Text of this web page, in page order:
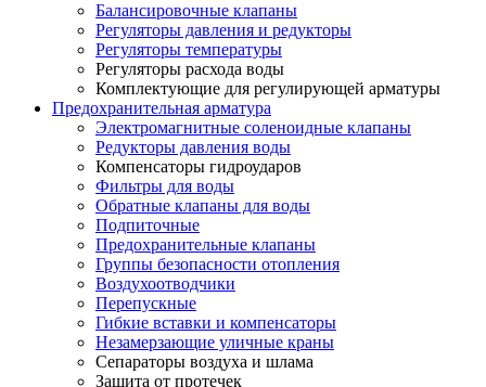
Балансировочные клапаны
Регуляторы давления и редукторы
Регуляторы температуры
Регуляторы расхода воды
Комплектующие для регулирующей арматуры
Предохранительная арматура
Электромагнитные соленоидные клапаны
Редукторы давления воды
Компенсаторы гидроударов
Фильтры для воды
Обратные клапаны для воды
Подпиточные
Предохранительные клапаны
Группы безопасности отопления
Воздухоотводчики
Перепускные
Гибкие вставки и компенсаторы
Незамерзающие уличные краны
Сепараторы воздуха и шлама
Защита от протечек